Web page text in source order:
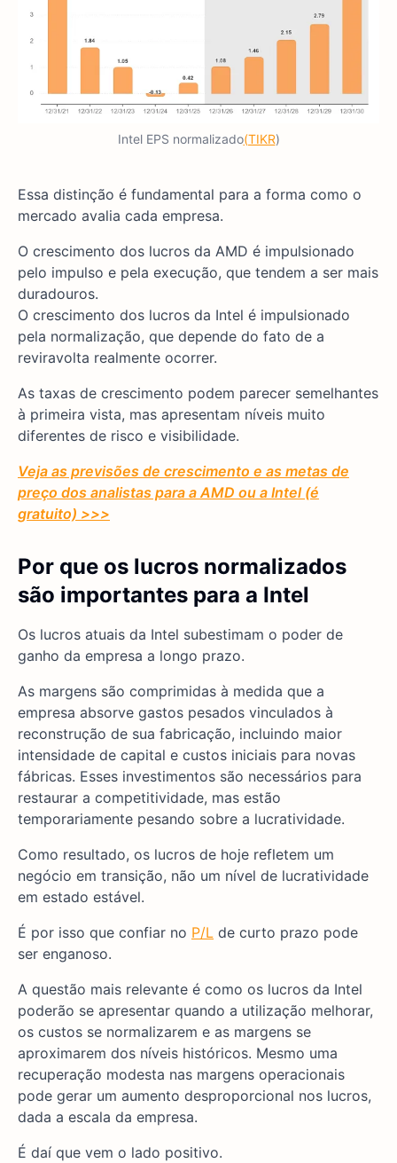
Intel EPS normalizado(TIKR)
Essa distinção é fundamental para a forma como o
mercado avalia cada empresa.
O crescimento dos lucros da AMD é impulsionado
pelo impulso e pela execução, que tendem a ser mais
duradouros.
O crescimento dos lucros da Intel é impulsionado
pela normalização, que depende do fato de a
reviravolta realmente ocorrer.
As taxas de crescimento podem parecer semelhantes
à primeira vista, mas apresentam níveis muito
diferentes de risco e visibilidade.
Veja as previsões de crescimento e as metas de
preço dos analistas para a AMD ou a Intel (é
gratuito) >>>
Por que os lucros normalizados
são importantes para a Intel
Os lucros atuais da Intel subestimam o poder de
ganho da empresa a longo prazo.
As margens são comprimidas à medida que a
empresa absorve gastos pesados vinculados à
reconstrução de sua fabricação, incluindo maior
intensidade de capital e custos iniciais para novas
fábricas. Esses investimentos são necessários para
restaurar a competitividade, mas estão
temporariamente pesando sobre a lucratividade.
Como resultado, os lucros de hoje refletem um
negócio em transição, não um nível de lucratividade
em estado estável.
É por isso que confiar no P/L de curto prazo pode
ser enganoso.
A questão mais relevante é como os lucros da Intel
poderão se apresentar quando a utilização melhorar,
os custos se normalizarem e as margens se
aproximarem dos níveis históricos. Mesmo uma
recuperação modesta nas margens operacionais
pode gerar um aumento desproporcional nos lucros,
dada a escala da empresa.
É daí que vem o lado positivo.